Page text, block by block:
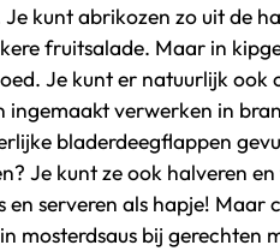
kunt abrikozen zo uit de
fruitsalade. Maar in
Je kunt er natuurlijk ook
ingemaakt verwerken in
bladerdeegflappen
Je kunt ze ook halveren
en serveren als hapje! Maar
mosterdsaus bij gerechten